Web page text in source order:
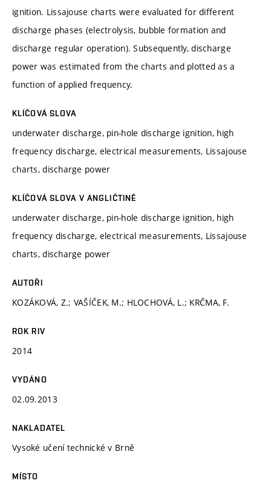
ignition. Lissajouse charts were evaluated for different
discharge phases (electrolysis, bubble formation and
discharge regular operation). Subsequently, discharge
power was estimated from the charts and plotted as a
function of applied frequency.
KLÍČOVÁ SLOVA
underwater discharge, pin-hole discharge ignition, high
frequency discharge, electrical measurements, Lissajouse
charts, discharge power
KLÍČOVÁ SLOVA V ANGLIČTINĚ
underwater discharge, pin-hole discharge ignition, high
frequency discharge, electrical measurements, Lissajouse
charts, discharge power
AUTOŘI
KOZÁKOVÁ, Z.; VAŠÍČEK, M.; HLOCHOVÁ, L.; KRČMA, F.
ROK RIV
2014
VYDÁNO
02.09.2013
NAKLADATEL
Vysoké učení technické v Brně
MÍSTO